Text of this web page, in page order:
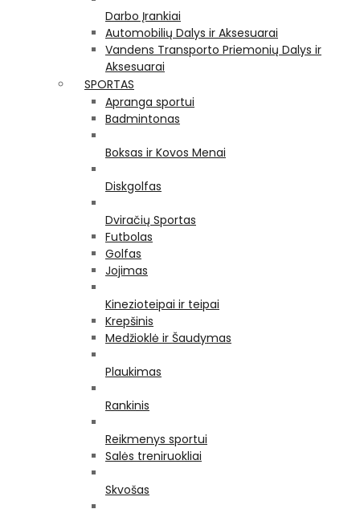
Darbo Įrankiai
Automobilių Dalys ir Aksesuarai
Vandens Transporto Priemonių Dalys ir
Aksesuarai
SPORTAS
Apranga sportui
Badmintonas
Boksas ir Kovos Menai
Diskgolfas
Dviračių Sportas
Futbolas
Golfas
Jojimas
Kinezioteipai ir teipai
Krepšinis
Medžioklė ir Šaudymas
Plaukimas
Rankinis
Reikmenys sportui
Salės treniruokliai
Skvošas